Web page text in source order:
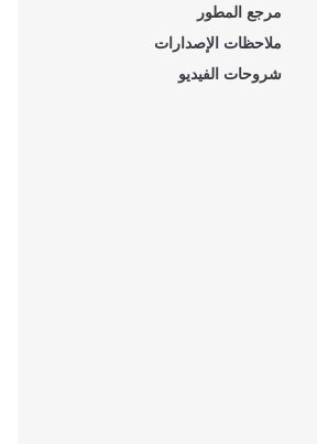
مرجع المطور
ملاحظات الإصدارات
شروحات الفيديو